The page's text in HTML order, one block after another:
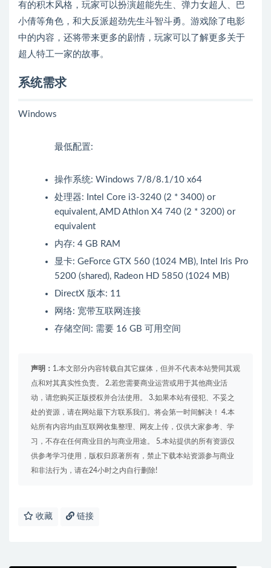
有的积木风格，玩家可以扮演超能先生、弹力女超人、巴
小倩等角色，和大反派超劲先生斗智斗勇。游戏除了电影
中的内容，还将带来更多的剧情，玩家可以了解更多关于
超人特工一家的故事。
系统需求
Windows
最低配置:
操作系统: Windows 7/8/8.1/10 x64
处理器: Intel Core i3-3240 (2 * 3400) or
equivalent, AMD Athlon X4 740 (2 * 3200) or
equivalent
内存: 4 GB RAM
显卡: GeForce GTX 560 (1024 MB), Intel Iris Pro
5200 (shared), Radeon HD 5850 (1024 MB)
DirectX 版本: 11
网络: 宽带互联网连接
存储空间: 需要 16 GB 可用空间
声明： 1.本文部分内容转载自其它媒体，但并不代表本站赞同其观
点和对其真实性负责。 2.若您需要商业运营或用于其他商业活
动，请您购买正版授权并合法使用。 3.如果本站有侵犯、不妥之
处的资源，请在网站最下方联系我们。将会第一时间解决！ 4.本
站所有内容均由互联网收集整理、网友上传，仅供大家参考、学
习，不存在任何商业目的与商业用途。 5.本站提供的所有资源仅
供参考学习使用，版权归原著所有，禁止下载本站资源参与商业
和非法行为，请在24小时之内自行删除!
收藏 链接